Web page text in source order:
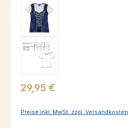
Regulärer Preis:
29,95 €
Preise inkl. MwSt. zzgl. Versandkosten